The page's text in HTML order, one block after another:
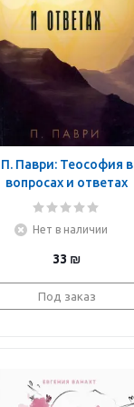
П. Паври: Теософия в
вопросах и ответах
Нет в наличии
33 ₪
Под заказ